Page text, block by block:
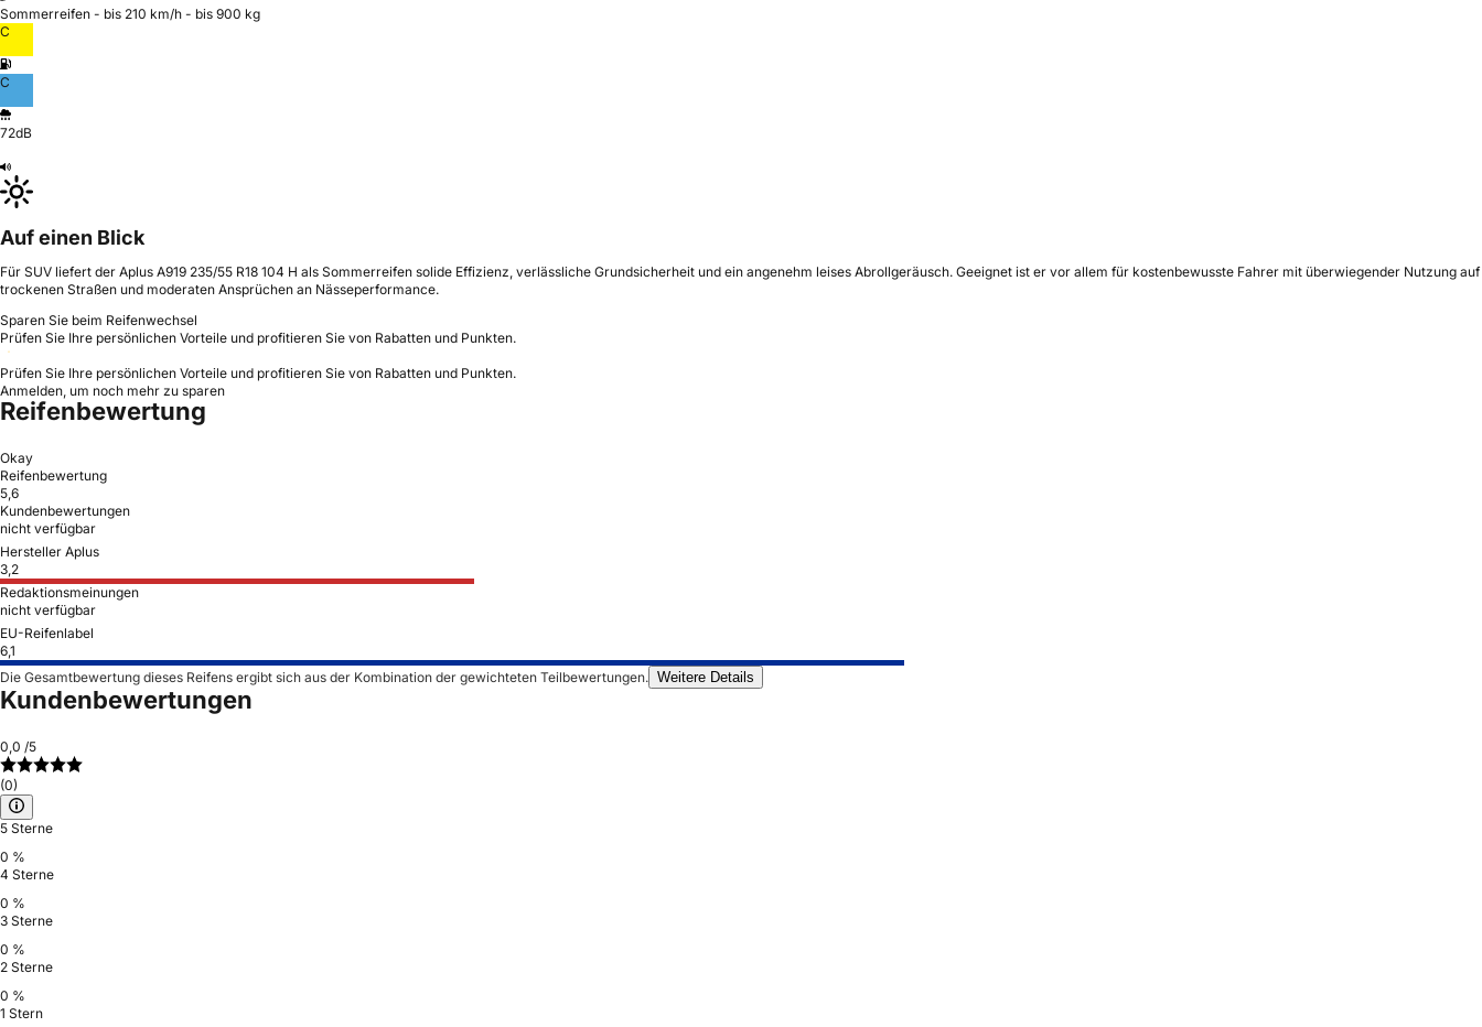
Sommerreifen - bis 210 km/h - bis 900 kg
C
C
72dB
Auf einen Blick
Für SUV liefert der Aplus A919 235/55 R18 104 H als Sommerreifen solide Effizienz, verlässliche Grundsicherheit und ein angenehm leises Abrollgeräusch. Geeignet ist er vor allem für kostenbewusste Fahrer mit überwiegender Nutzung auf
trockenen Straßen und moderaten Ansprüchen an Nässeperformance.
Sparen Sie beim Reifenwechsel
Prüfen Sie Ihre persönlichen Vorteile und profitieren Sie von Rabatten und Punkten.
Prüfen Sie Ihre persönlichen Vorteile und profitieren Sie von Rabatten und Punkten.
Anmelden, um noch mehr zu sparen
Reifenbewertung
Okay
Reifenbewertung
5,6
Kundenbewertungen
nicht verfügbar
Hersteller Aplus
3,2
Redaktionsmeinungen
nicht verfügbar
EU-Reifenlabel
6,1
Die Gesamtbewertung dieses Reifens ergibt sich aus der Kombination der gewichteten Teilbewertungen. Weitere Details
Kundenbewertungen
0,0 /5
(0)
5 Sterne
0 %
4 Sterne
0 %
3 Sterne
0 %
2 Sterne
0 %
1 Stern